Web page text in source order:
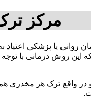
مرکز
روانی یا پزشکی
این روش درمانی با
در واقع ترک هر مخدری